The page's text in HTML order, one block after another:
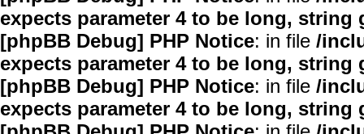
expects parameter 4 to be long, string
[phpBB Debug] PHP Notice: in file /
expects parameter 4 to be long, string
[phpBB Debug] PHP Notice: in file /
expects parameter 4 to be long, string